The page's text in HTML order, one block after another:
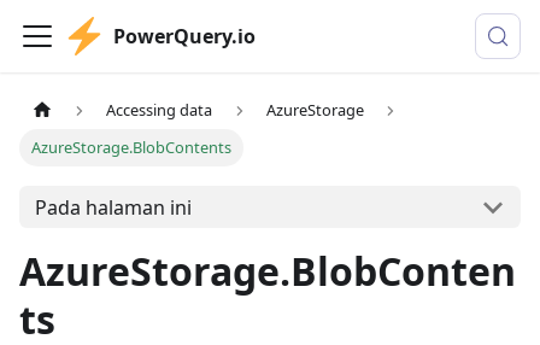
PowerQuery.io
Accessing data
AzureStorage
AzureStorage.BlobContents
Pada halaman ini
AzureStorage.BlobConten
ts